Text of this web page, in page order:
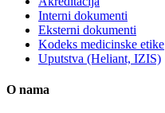
Interni dokumenti
Eksterni dokumenti
Kodeks medicinske etike
Uputstva (Heliant, IZIS)
O nama